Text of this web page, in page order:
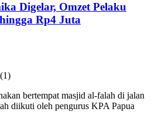
Digelar, Omzet Pelaku
Rp4 Juta
bertempat masjid al-falah di jalan
diikuti oleh pengurus KPA Papua